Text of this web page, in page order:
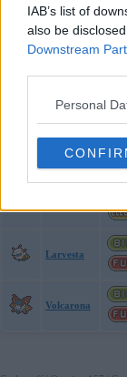
IAB’s list of
also be
Downstream
Personal
Grubbin
Pokémon con
Pokémon
Joltik
Larvesta
Volcarona